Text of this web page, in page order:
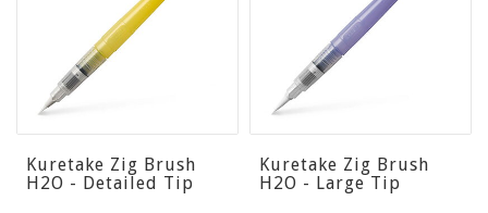
Kuretake Zig Brush
H2O - Detailed Tip
Kuretake Zig Brush
H2O - Large Tip